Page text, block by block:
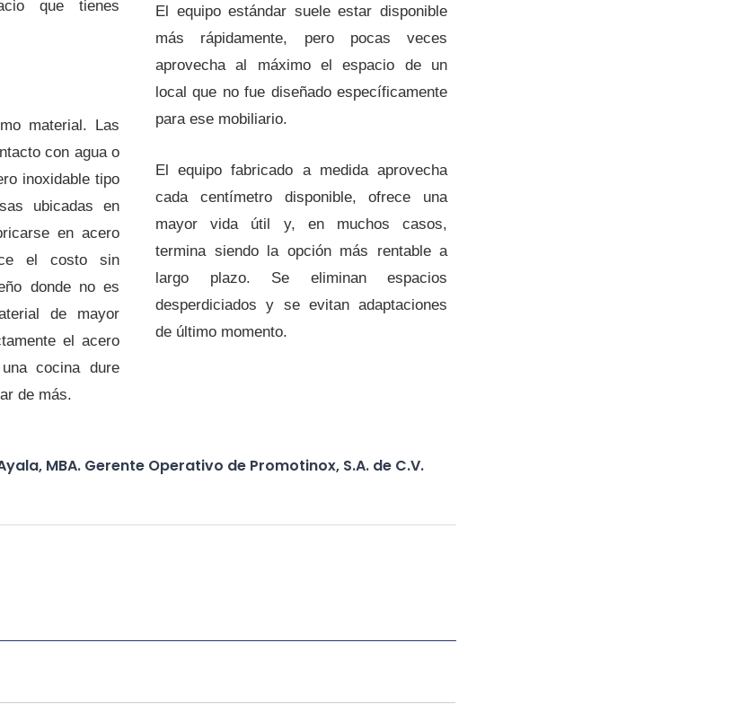
que tienes
material. Las
con agua o
inoxidable tipo
ubicadas en
en acero
el costo sin
donde no es
de mayor
el acero
cocina dure
de más.
El equipo estándar suele estar disponible
más rápidamente, pero pocas veces
aprovecha al máximo el espacio de un
local que no fue diseñado específicamente
para ese mobiliario.
El equipo fabricado a medida aprovecha
cada centímetro disponible, ofrece una
mayor vida útil y, en muchos casos,
termina siendo la opción más rentable a
largo plazo. Se eliminan espacios
desperdiciados y se evitan adaptaciones
de último momento.
MBA. Gerente Operativo de Promotinox, S.A. de C.V.